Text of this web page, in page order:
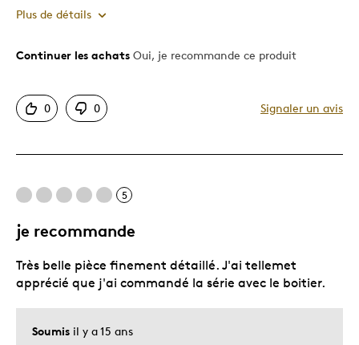
Plus de détails
Le pour
Motif attrayant
Très bonne qualité
qualité
Continuer les achats Oui, je recommande ce produit
0 0 Signaler un avis
5
je recommande
Soumis il y a 15 ans
Très belle pièce finement détaillé. J'ai tellemet
apprécié que j'ai commandé la série avec le boitier.